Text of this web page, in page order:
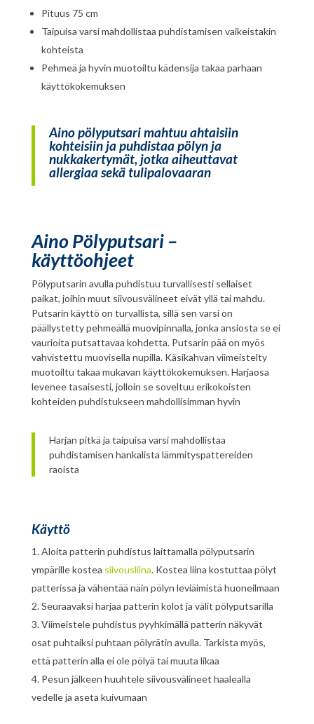
Pituus 75 cm
Taipuisa varsi mahdollistaa puhdistamisen vaikeistakin
kohteista
Pehmeä ja hyvin muotoiltu kädensija takaa parhaan
käyttökokemuksen
Aino pölyputsari mahtuu ahtaisiin
kohteisiin ja puhdistaa pölyn ja
nukkakertymät, jotka aiheuttavat
allergiaa sekä tulipalovaaran
Aino Pölyputsari –
käyttöohjeet
Pölyputsarin avulla puhdistuu turvallisesti sellaiset
paikat, joihin muut siivousvälineet eivät yllä tai mahdu.
Putsarin käyttö on turvallista, sillä sen varsi on
päällystetty pehmeällä muovipinnalla, jonka ansiosta se ei
vaurioita putsattavaa kohdetta. Putsarin pää on myös
vahvistettu muovisella nupilla. Käsikahvan viimeistelty
muotoiltu takaa mukavan käyttökokemuksen. Harjaosa
levenee tasaisesti, jolloin se soveltuu erikokoisten
kohteiden puhdistukseen mahdollisimman hyvin
Harjan pitkä ja taipuisa varsi mahdollistaa
puhdistamisen hankalista lämmityspattereiden
raoista
Käyttö
Aloita patterin puhdistus laittamalla pölyputsarin
ympärille kostea siivousliina. Kostea liina kostuttaa pölyt
patterissa ja vähentää näin pölyn leviäimistä huoneilmaan
Seuraavaksi harjaa patterin kolot ja välit pölyputsarilla
Viimeistele puhdistus pyyhkimällä patterin näkyvät
osat puhtaiksi puhtaan pölyrätin avulla. Tarkista myös,
että patterin alla ei ole pölyä tai muuta likaa
Pesun jälkeen huuhtele siivousvälineet haalealla
vedelle ja aseta kuivumaan